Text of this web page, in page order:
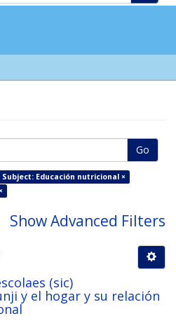
Go
Subject: Educación nutricional ×
Show Advanced Filters
(sic)
y el hogar y su relación